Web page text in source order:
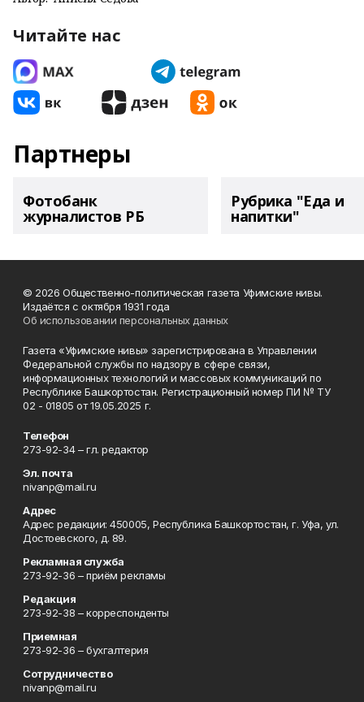
Читайте нас
Партнеры
Фотобанк
журналистов РБ
Рубрика "Еда и
напитки"
© 2026 Общественно-политическая газета Уфимские нивы.
Издаётся с октября 1931 года
Об использовании персональных данных
Газета «Уфимские нивы» зарегистрирована в Управлении
Федеральной службы по надзору в сфере связи,
информационных технологий и массовых коммуникаций по
Республике Башкортостан. Регистрационный номер ПИ № ТУ
02 - 01805 от 19.05.2025 г.
Телефон
273-92-34 – гл. редактор
Эл. почта
nivanp@mail.ru
Адрес
Адрес редакции: 450005, Республика Башкортостан, г. Уфа, ул.
Достоевского, д. 89.
Рекламная служба
273-92-36 – приём рекламы
Редакция
273-92-38 – корреспонденты
Приемная
273-92-36 – бухгалтерия
Сотрудничество
nivanp@mail.ru